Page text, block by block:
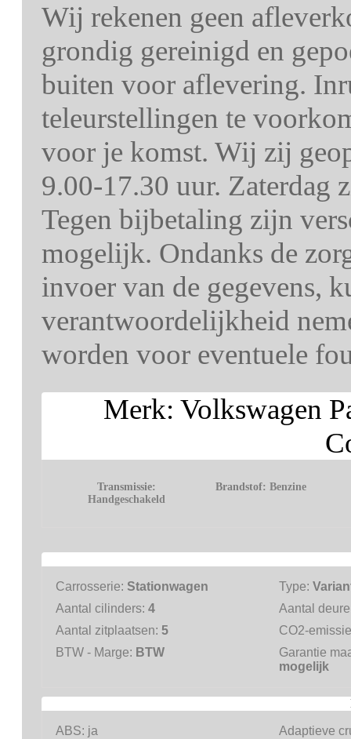
Wij rekenen geen
grondig gereinigd en
buiten voor aflevering.
teleurstellingen te
voor je komst. Wij zij
9.00-17.30 uur. Zaterdag
Tegen bijbetaling zijn
mogelijk. Ondanks de
invoer van de gegevens,
verantwoordelijkheid
worden voor eventuele
Merk: Volkswagen
Transmissie:
Handgeschakeld
Brandstof:Benzine
Carrosserie: Stationwagen Type:
Aantal cilinders: 4
Aantal
Aantal zitplaatsen: 5
CO2-
BTW - Marge: BTW
Garantie
mogelijk
ABS: ja
Adaptieve